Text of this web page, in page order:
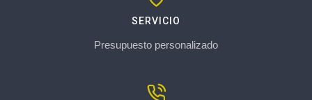
SERVICIO
Presupuesto personalizado